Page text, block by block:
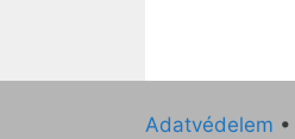
Adatvédelem •